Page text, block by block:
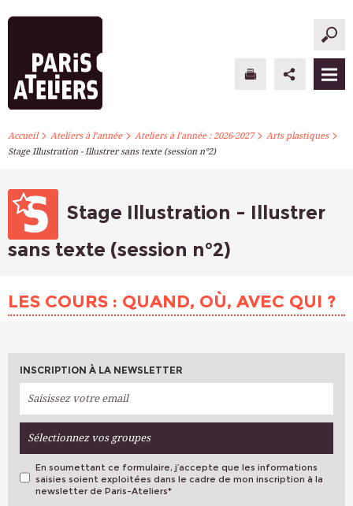
PARIS ATELIERS
ATELIERS À L’ANNÉE
STAGES PONCTUELS
S’INSCRIRE
Accueil> Ateliers à l’année> Ateliers à l’année : 2026-2027> Arts plastiques>
Stage Illustration - Illustrer sans texte (session n°2)
Stage Illustration - Illustrer
sans texte (session n°2)
LES COURS : QUAND, OÙ, AVEC QUI ?
INSCRIPTION À LA NEWSLETTER
Sélectionnez vos groupes
En soumettant ce formulaire, j’accepte que les informations
saisies soient exploitées dans le cadre de mon inscription à la
newsletter de Paris-Ateliers*